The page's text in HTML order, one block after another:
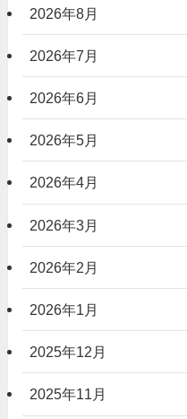
2026年8月
2026年7月
2026年6月
2026年5月
2026年4月
2026年3月
2026年2月
2026年1月
2025年12月
2025年11月